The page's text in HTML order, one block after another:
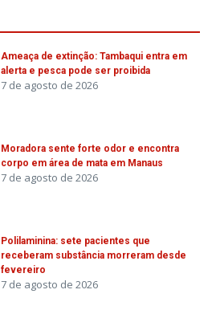
Ameaça de extinção: Tambaqui entra em
alerta e pesca pode ser proibida
7 de agosto de 2026
Moradora sente forte odor e encontra
corpo em área de mata em Manaus
7 de agosto de 2026
Polilaminina: sete pacientes que
receberam substância morreram desde
fevereiro
7 de agosto de 2026